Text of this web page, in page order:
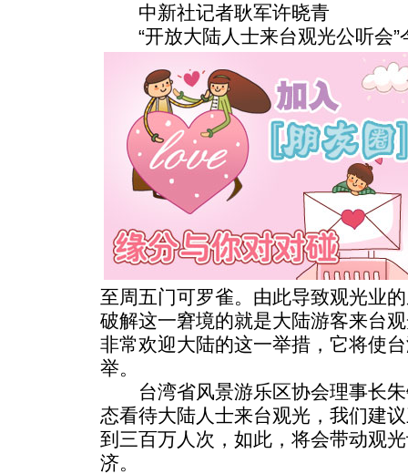
中新社记者耿军许晓青
“开放大陆人士来台观光公听会”
至周五门可罗雀。由此导致观光业
破解这一窘境的就是大陆游客来台
非常欢迎大陆的这一举措，它将使
举。
台湾省风景游乐区协会理事长朱
态看待大陆人士来台观光，我们建
到三百万人次，如此，将会带动观
济。